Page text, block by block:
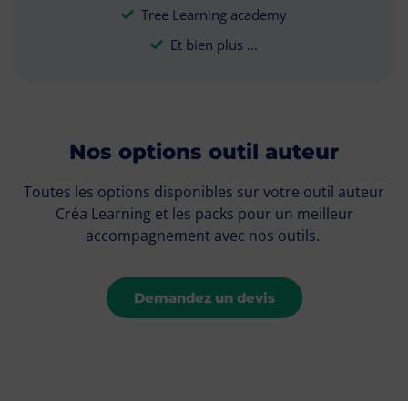
Tree Learning academy
Et bien plus ...
Nos options outil auteur
Toutes les options disponibles sur votre outil auteur
Créa Learning et les packs pour un meilleur
accompagnement avec nos outils.
Demandez un devis